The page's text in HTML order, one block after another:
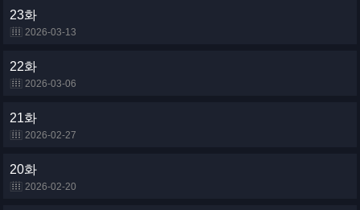
23화
2026-03-13
22화
2026-03-06
21화
2026-02-27
20화
2026-02-20